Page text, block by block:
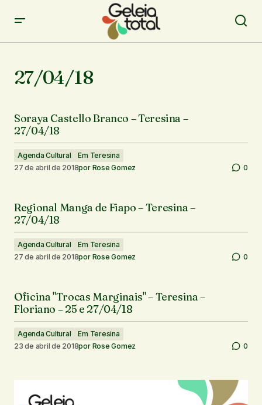
27/04/18
Soraya Castello Branco – Teresina –
27/04/18
Agenda Cultural
Em Teresina
27 de abril de 2018por Rose Gomez 0
Regional Manga de Fiapo – Teresina –
27/04/18
Agenda Cultural
Em Teresina
27 de abril de 2018por Rose Gomez 0
Oficina "Trocas Marginais" – Teresina –
Floriano – 25 e 27/04/18
Agenda Cultural
Em Teresina
23 de abril de 2018por Rose Gomez 0